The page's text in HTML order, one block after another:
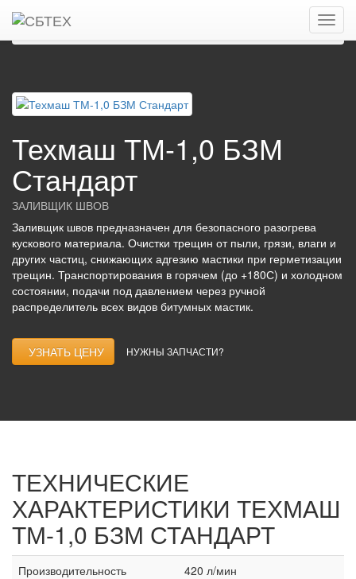
Главная
Техмаш ТМ-1,0 БЗМ Стандарт
Техмаш ТМ-1,0 БЗМ
Стандарт
ЗАЛИВЩИК ШВОВ
Заливщик швов предназначен для безопасного разогрева
кускового материала. Очистки трещин от пыли, грязи, влаги и
других частиц, снижающих адгезию мастики при герметизации
трещин. Транспортирования в горячем (до +180С) и холодном
состоянии, подачи под давлением через ручной
распределитель всех видов битумных мастик.
УЗНАТЬ ЦЕНУ НУЖНЫ ЗАПЧАСТИ?
ТЕХНИЧЕСКИЕ
ХАРАКТЕРИСТИКИ ТЕХМАШ
ТМ-1,0 БЗМ СТАНДАРТ
Производительность
420 л/мин